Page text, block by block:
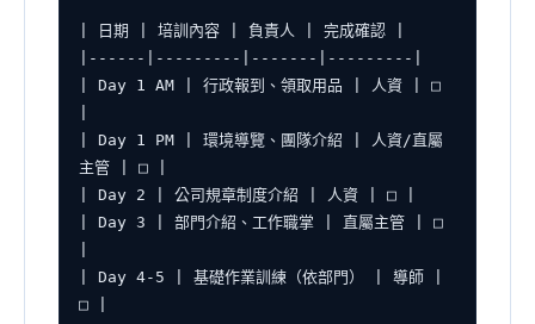
| 日期 | 培訓內容 | 負責人 | 完成確認 |
|------|---------|-------|---------|
| Day 1 AM | 行政報到、領取用品 | 人資 | □
| Day 1 PM | 環境導覽、團隊介紹 | 人資/直屬
主管 | □ |
| Day 2 | 公司規章制度介紹 | 人資 | □ |
| Day 3 | 部門介紹、工作職掌 | 直屬主管 | □
| Day 4-5 | 基礎作業訓練（依部門） | 導師 |
□ |